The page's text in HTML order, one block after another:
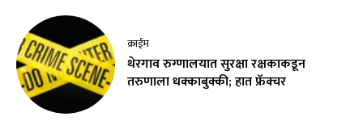
क्राईम
थेरगाव रुग्णालयात सुरक्षा रक्षकाकडून
तरुणाला धक्काबुक्की; हात फ्रॅक्चर